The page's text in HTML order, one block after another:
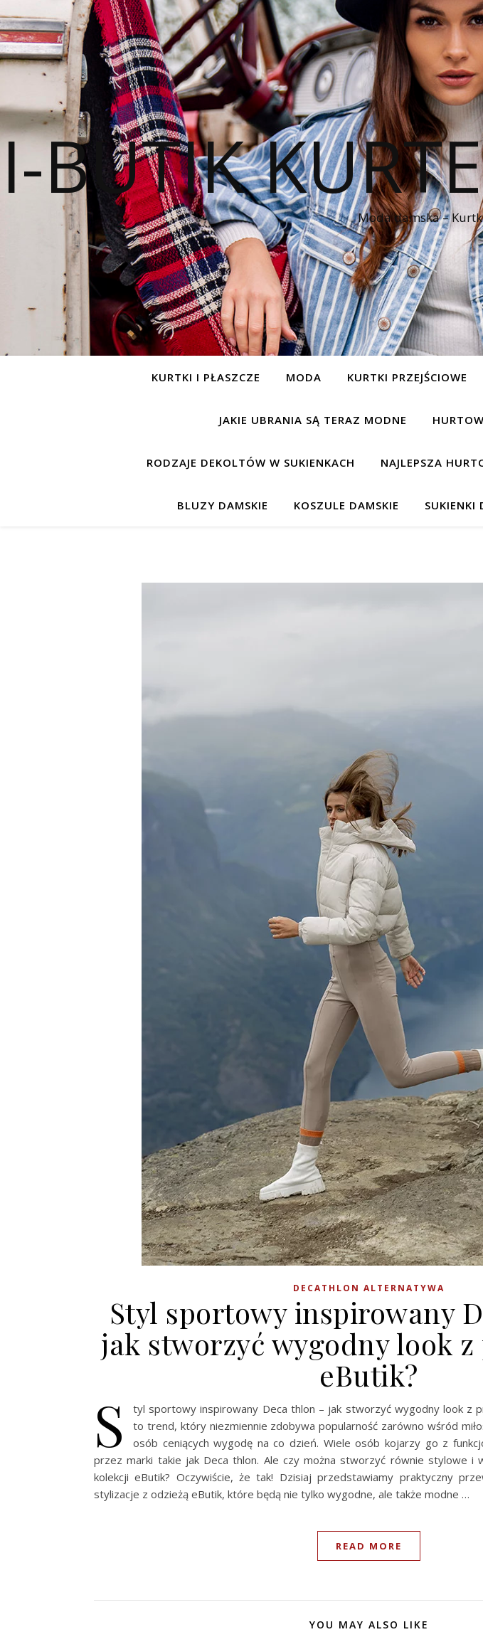
I-BUTIK
Moda damska –
KURTKI I PŁASZCZE MODA KURTKI PRZEJŚCIOWE
JAKIE UBRANIA SĄ TERAZ MODNE
RODZAJE DEKOLTÓW W SUKIENKACH NAJLEPSZA
BLUZY DAMSKIE KOSZULE DAMSKIE SUKIENKI
DECATHLON ALTERNATYWA
Styl sportowy inspirowany
jak stworzyć wygodny look
eButik?
S
tyl sportowy inspirowany Deca thlon – jak stworzyć wygodny look z
to trend, który niezmiennie zdobywa popularność zarówno wśród
osób ceniących wygodę na co dzień. Wiele osób kojarzy go z
przez marki takie jak Deca thlon. Ale czy można stworzyć równie stylowe i
kolekcji eButik? Oczywiście, że tak! Dzisiaj przedstawiamy praktyczny
stylizacje z odzieżą eButik, które będą nie tylko wygodne, ale także modne …
READ MORE
YOU MAY ALSO LIKE